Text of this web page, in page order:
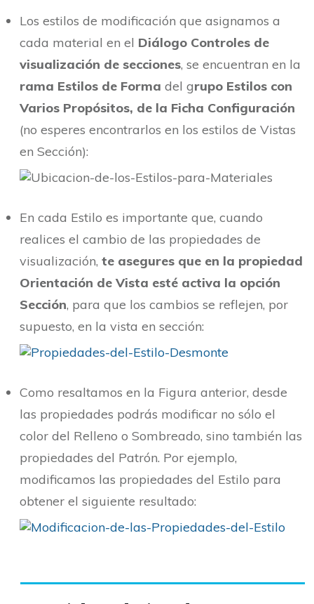
Los estilos de modificación que asignamos a
cada material en el Diálogo Controles de
visualización de secciones, se encuentran en la
rama Estilos de Forma del grupo Estilos con
Varios Propósitos, de la Ficha Configuración
(no esperes encontrarlos en los estilos de Vistas
en Sección):
En cada Estilo es importante que, cuando
realices el cambio de las propiedades de
visualización, te asegures que en la propiedad
Orientación de Vista esté activa la opción
Sección, para que los cambios se reflejen, por
supuesto, en la vista en sección:
Como resaltamos en la Figura anterior, desde
las propiedades podrás modificar no sólo el
color del Relleno o Sombreado, sino también las
propiedades del Patrón. Por ejemplo,
modificamos las propiedades del Estilo para
obtener el siguiente resultado: